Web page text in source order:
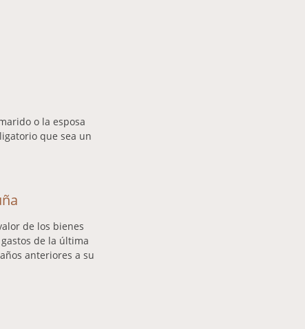
o la esposa
que sea un
de los bienes
de la última
anteriores a su